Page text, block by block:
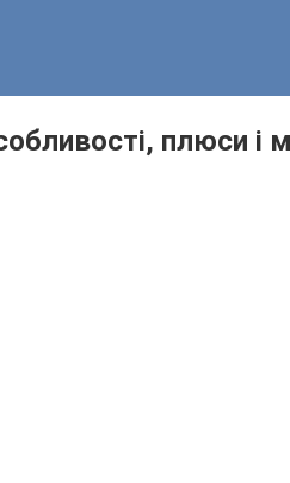
плюси і